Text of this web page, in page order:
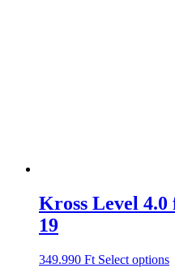
Kross Level
19
349.990 Ft Select options